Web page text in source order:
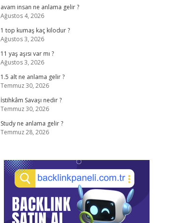
avam insan ne anlama gelir ?
Ağustos 4, 2026
1 top kumaş kaç kilodur ?
Ağustos 3, 2026
11 yaş aşısı var mı ?
Ağustos 3, 2026
1.5 alt ne anlama gelir ?
Temmuz 30, 2026
İstihkâm Savaşı nedir ?
Temmuz 30, 2026
Study ne anlama gelir ?
Temmuz 28, 2026